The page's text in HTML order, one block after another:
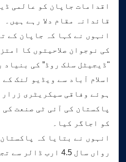
اقدامات جاپان کو عالمی
قائدانہ مقام دلا رہے ہیں۔
انہوں نے کہا کہ جاپان کے
کی نوجوان صلاحیتوں کا
"ڈیجیٹل سلک روڈ” کی بنیاد
اسلام آباد سے ویڈیو لنک
ہوئے وفاقی سیکریٹری
پاکستان کی آئی ٹی صنعت
کو اجاگر کیا۔
انہوں نے بتایا کہ
رواں سال 4.5 ارب